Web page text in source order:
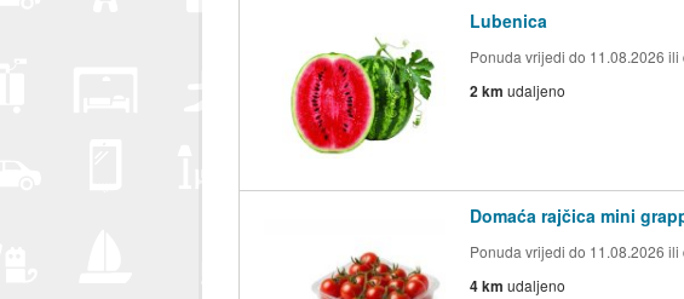
Lubenica
Ponuda vrijedi do 11.08.2026 ili
2 km udaljeno
Domaća rajčica mini
Ponuda vrijedi do 11.08.2026 ili
4 km udaljeno